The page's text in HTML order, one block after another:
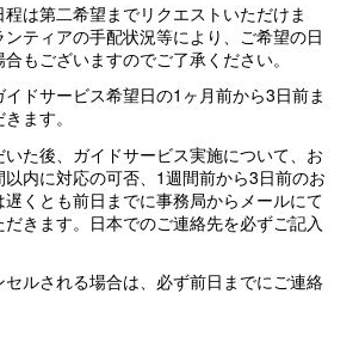
は第二希望までリクエストいただけま
ティアの手配状況等により、ご希望の日
もございますのでご了承ください。
ドサービス希望日の1ヶ月前から3日前ま
ます。
た後、ガイドサービス実施について、お
内に対応の可否、1週間前から3日前のお
くとも前日までに事務局からメールにて
きます。日本でのご連絡先を必ずご記入
ルされる場合は、必ず前日までにご連絡